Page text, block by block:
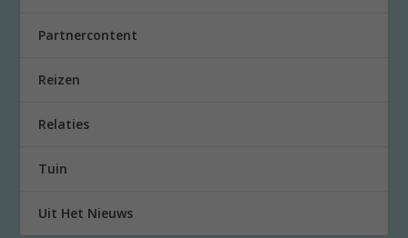
Partnercontent
Reizen
Relaties
Tuin
Uit Het Nieuws